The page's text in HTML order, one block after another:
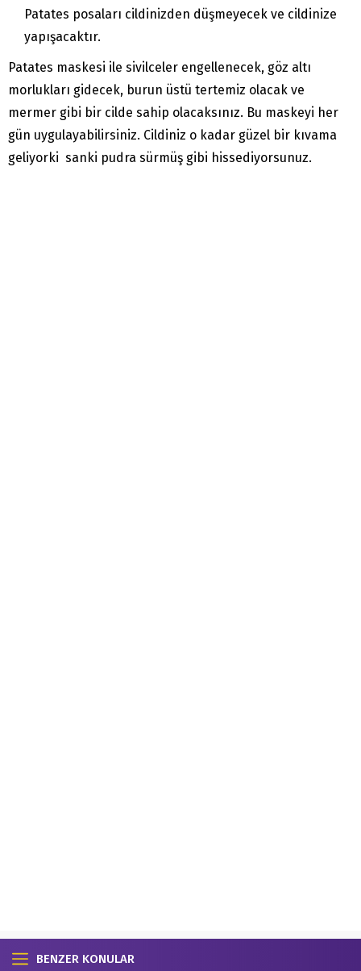
Patates posaları cildinizden düşmeyecek ve cildinize
yapışacaktır.
Patates maskesi ile sivilceler engellenecek, göz altı
morlukları gidecek, burun üstü tertemiz olacak ve
mermer gibi bir cilde sahip olacaksınız. Bu maskeyi her
gün uygulayabilirsiniz. Cildiniz o kadar güzel bir kıvama
geliyorki sanki pudra sürmüş gibi hissediyorsunuz.
BENZER KONULAR